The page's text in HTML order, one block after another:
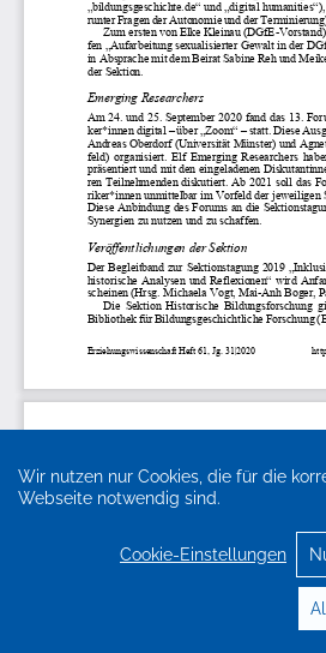
Wir nutzen nur Cookies, die für die
Webseite notwendig sind.
Cookie-Einstellungen